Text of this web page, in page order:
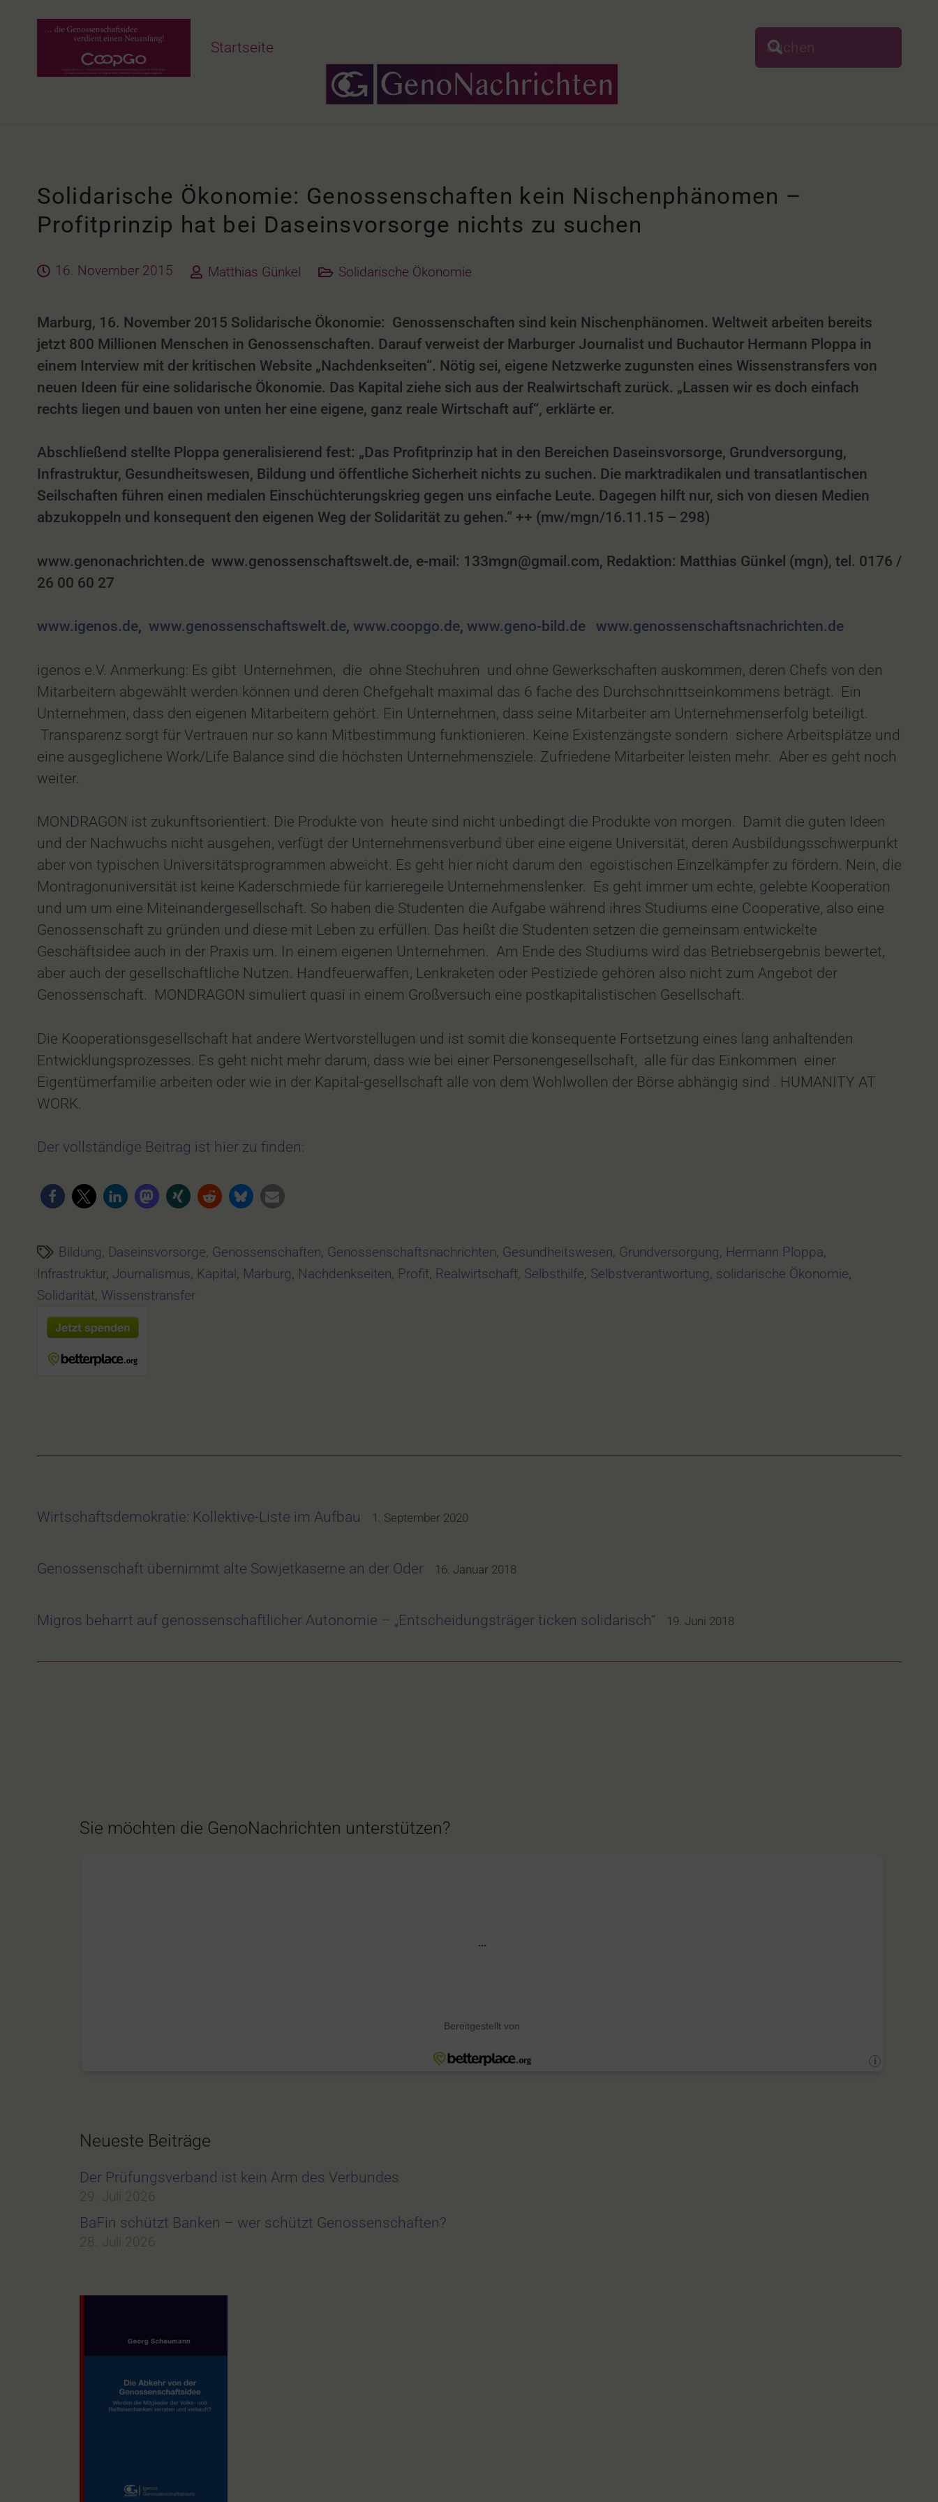
Startseite
Solidarische Ökonomie: Genossenschaften kein Nischenphänomen –
Profitprinzip hat bei Daseinsvorsorge nichts zu suchen
16. November 2015 Matthias Günkel Solidarische Ökonomie
Marburg, 16. November 2015 Solidarische Ökonomie: Genossenschaften sind kein Nischenphänomen. Weltweit arbeiten bereits
jetzt 800 Millionen Menschen in Genossenschaften. Darauf verweist der Marburger Journalist und Buchautor Hermann Ploppa in
einem Interview mit der kritischen Website „Nachdenkseiten“. Nötig sei, eigene Netzwerke zugunsten eines Wissenstransfers von
neuen Ideen für eine solidarische Ökonomie. Das Kapital ziehe sich aus der Realwirtschaft zurück. „Lassen wir es doch einfach
rechts liegen und bauen von unten her eine eigene, ganz reale Wirtschaft auf“, erklärte er.
Abschließend stellte Ploppa generalisierend fest: „Das Profitprinzip hat in den Bereichen Daseinsvorsorge, Grundversorgung,
Infrastruktur, Gesundheitswesen, Bildung und öffentliche Sicherheit nichts zu suchen. Die marktradikalen und transatlantischen
Seilschaften führen einen medialen Einschüchterungskrieg gegen uns einfache Leute. Dagegen hilft nur, sich von diesen Medien
abzukoppeln und konsequent den eigenen Weg der Solidarität zu gehen.“ ++ (mw/mgn/16.11.15 – 298)
www.genonachrichten.de www.genossenschaftswelt.de, e-mail: 133mgn@gmail.com, Redaktion: Matthias Günkel (mgn), tel. 0176 /
26 00 60 27
www.igenos.de, www.genossenschaftswelt.de, www.coopgo.de, www.geno-bild.de www.genossenschaftsnachrichten.de
igenos e.V. Anmerkung: Es gibt Unternehmen, die ohne Stechuhren und ohne Gewerkschaften auskommen, deren Chefs von den
Mitarbeitern abgewählt werden können und deren Chefgehalt maximal das 6 fache des Durchschnittseinkommens beträgt. Ein
Unternehmen, dass den eigenen Mitarbeitern gehört. Ein Unternehmen, dass seine Mitarbeiter am Unternehmenserfolg beteiligt.
Transparenz sorgt für Vertrauen nur so kann Mitbestimmung funktionieren. Keine Existenzängste sondern sichere Arbeitsplätze und
eine ausgeglichene Work/Life Balance sind die höchsten Unternehmensziele. Zufriedene Mitarbeiter leisten mehr. Aber es geht noch
weiter.
MONDRAGON ist zukunftsorientiert. Die Produkte von heute sind nicht unbedingt die Produkte von morgen. Damit die guten Ideen
und der Nachwuchs nicht ausgehen, verfügt der Unternehmensverbund über eine eigene Universität, deren Ausbildungsschwerpunkt
aber von typischen Universitätsprogrammen abweicht. Es geht hier nicht darum den egoistischen Einzelkämpfer zu fördern. Nein, die
Montragonuniversität ist keine Kaderschmiede für karrieregeile Unternehmenslenker. Es geht immer um echte, gelebte Kooperation
und um um eine Miteinandergesellschaft. So haben die Studenten die Aufgabe während ihres Studiums eine Cooperative, also eine
Genossenschaft zu gründen und diese mit Leben zu erfüllen. Das heißt die Studenten setzen die gemeinsam entwickelte
Geschäftsidee auch in der Praxis um. In einem eigenen Unternehmen. Am Ende des Studiums wird das Betriebsergebnis bewertet,
aber auch der gesellschaftliche Nutzen. Handfeuerwaffen, Lenkraketen oder Pestiziede gehören also nicht zum Angebot der
Genossenschaft. MONDRAGON simuliert quasi in einem Großversuch eine postkapitalistischen Gesellschaft.
Die Kooperationsgesellschaft hat andere Wertvorstellugen und ist somit die konsequente Fortsetzung eines lang anhaltenden
Entwicklungsprozesses. Es geht nicht mehr darum, dass wie bei einer Personengesellschaft, alle für das Einkommen einer
Eigentümerfamilie arbeiten oder wie in der Kapital-gesellschaft alle von dem Wohlwollen der Börse abhängig sind . HUMANITY AT
WORK.
Der vollständige Beitrag ist hier zu finden:
Bildung, Daseinsvorsorge, Genossenschaften, Genossenschaftsnachrichten, Gesundheitswesen, Grundversorgung, Hermann Ploppa,
Infrastruktur, Journalismus, Kapital, Marburg, Nachdenkseiten, Profit, Realwirtschaft, Selbsthilfe, Selbstverantwortung, solidarische Ökonomie,
Solidarität, Wissenstransfer
Wirtschaftsdemokratie: Kollektive-Liste im Aufbau 1. September 2020
Genossenschaft übernimmt alte Sowjetkaserne an der Oder 16. Januar 2018
Migros beharrt auf genossenschaftlicher Autonomie – „Entscheidungsträger ticken solidarisch“ 19. Juni 2018
Sie möchten die GenoNachrichten unterstützen?
Neueste Beiträge
Der Prüfungsverband ist kein Arm des Verbundes
29. Juli 2026
BaFin schützt Banken – wer schützt Genossenschaften?
28. Juli 2026